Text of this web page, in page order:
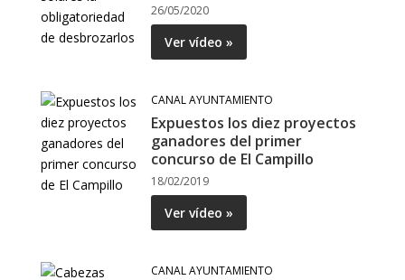
26/05/2020
Ver vídeo »
CANAL AYUNTAMIENTO
Expuestos los diez proyectos
ganadores del primer
concurso de El Campillo
18/02/2019
Ver vídeo »
CANAL AYUNTAMIENTO